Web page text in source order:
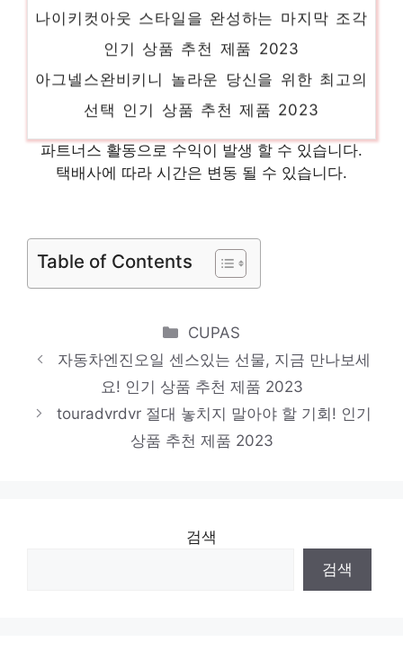
인기 상품 추천 제품 2023
라코스테클래식핏카라긴팔티셔츠 잠들기 전,
딥스머신 잠들기 전, 이거 어때요? 인기 상품
추천 제품 2023
파트너스 활동으로 수익이 발생 할 수 있습니다.
택배사에 따라 시간은 변동 될 수 있습니다.
Table of Contents
Categories
CUPAS
자동차엔진오일 센스있는 선물, 지금 만나보세
요! 인기 상품 추천 제품 2023
touradvrdvr 절대 놓치지 말아야 할 기회! 인기
상품 추천 제품 2023
검색
검색